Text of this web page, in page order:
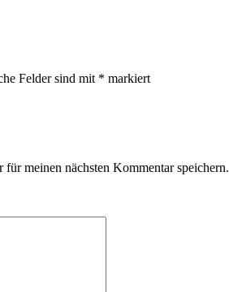
Felder sind mit * markiert
meinen nächsten Kommentar speichern.